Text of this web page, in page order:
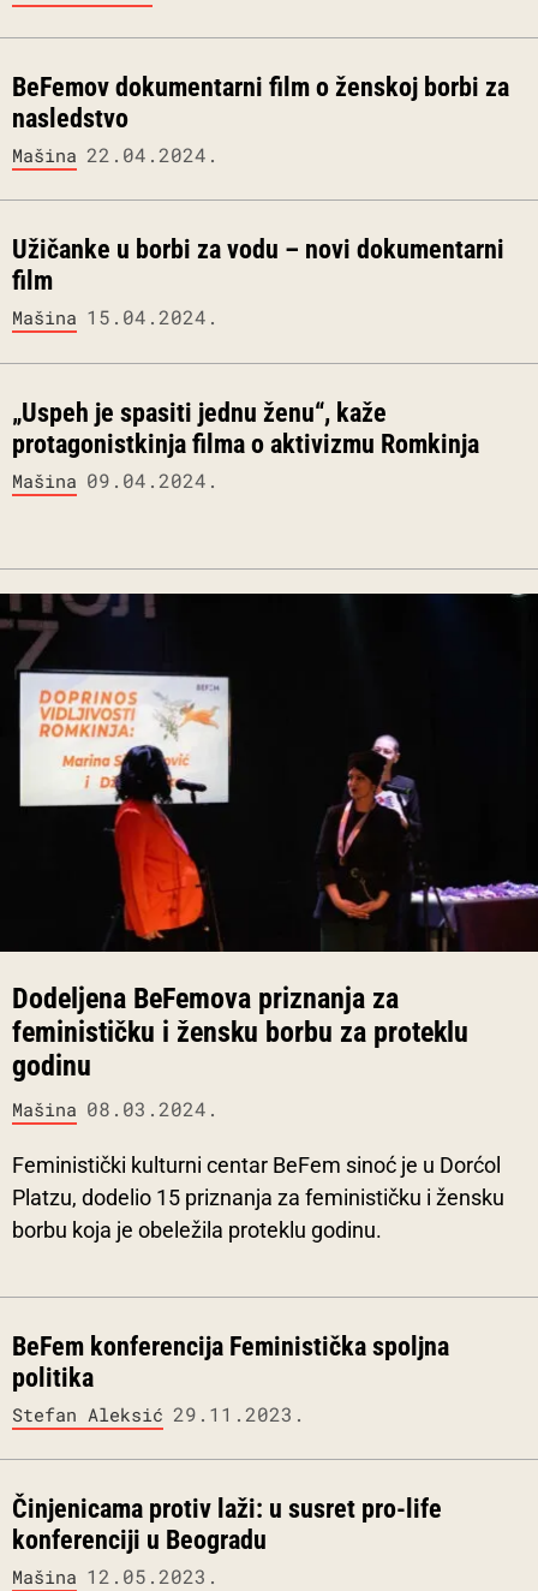
BeFemov dokumentarni film o ženskoj borbi za
nasledstvo
Mašina 22.04.2024.
Užičanke u borbi za vodu – novi dokumentarni
film
Mašina 15.04.2024.
„Uspeh je spasiti jednu ženu“, kaže
protagonistkinja filma o aktivizmu Romkinja
Mašina 09.04.2024.
Dodeljena BeFemova priznanja za
feminističku i žensku borbu za proteklu
godinu
Mašina 08.03.2024.
Feministički kulturni centar BeFem sinoć je u Dorćol
Platzu, dodelio 15 priznanja za feminističku i žensku
borbu koja je obeležila proteklu godinu.
BeFem konferencija Feministička spoljna
politika
Stefan Aleksić 29.11.2023.
Činjenicama protiv laži: u susret pro-life
konferenciji u Beogradu
Mašina 12.05.2023.